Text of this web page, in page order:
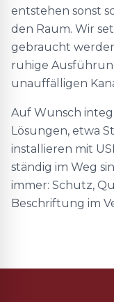
entstehen sonst
den Raum. Wir
gebraucht
ruhige
unauffälligen
Auf Wunsch
Lösungen, etwa
installieren mit
ständig im Weg
immer: Schutz,
Beschriftung im